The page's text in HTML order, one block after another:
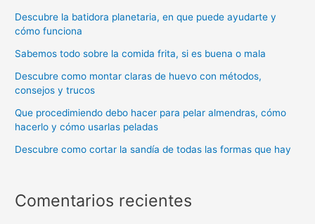
Descubre la batidora planetaria, en que puede ayudarte y
cómo funciona
Sabemos todo sobre la comida frita, si es buena o mala
Descubre como montar claras de huevo con métodos,
consejos y trucos
Que procedimiendo debo hacer para pelar almendras, cómo
hacerlo y cómo usarlas peladas
Descubre como cortar la sandía de todas las formas que hay
Comentarios recientes